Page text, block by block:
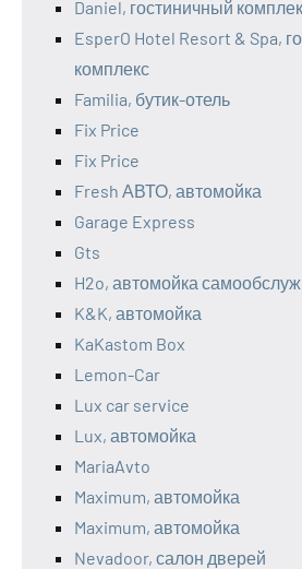
Daniel, гостиничный
EsperO Hotel Resort & Spa,
комплекс
Familia, бутик-отель
Fix Price
Fix Price
Fresh АВТО, автомойка
Garage Express
Gts
H2o, автомойка
K&K, автомойка
KaKastom Box
Lemon-Car
Lux car service
Lux, автомойка
MariaAvto
Maximum, автомойка
Maximum, автомойка
Nevadoor, салон дверей